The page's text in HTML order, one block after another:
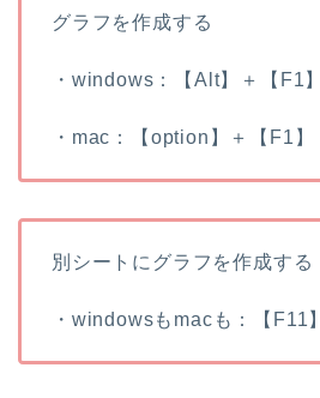
グラフを作成する
・windows：【Alt】＋【F1】
・mac：【option】＋【F1】
別シートにグラフを作成する
・windowsもmacも：【F11】